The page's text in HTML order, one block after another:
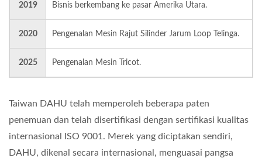
2019 Bisnis berkembang ke pasar Amerika Utara.
2020 Pengenalan Mesin Rajut Silinder Jarum Loop Telinga.
2025 Pengenalan Mesin Tricot.
Taiwan DAHU telah memperoleh beberapa paten
penemuan dan telah disertifikasi dengan sertifikasi kualitas
internasional ISO 9001. Merek yang diciptakan sendiri,
DAHU, dikenal secara internasional, menguasai pangsa